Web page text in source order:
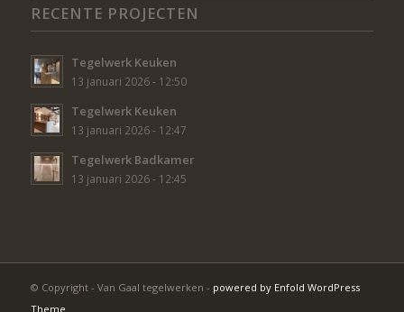
RECENTE PROJECTEN
Tegelwerk Keuken
13 januari 2026 - 12:50
Tegelwerk Keuken
13 januari 2026 - 12:47
Tegelwerk Badkamer
13 januari 2026 - 12:45
© Copyright - Van Gaal tegelwerken - powered by Enfold WordPress
Theme